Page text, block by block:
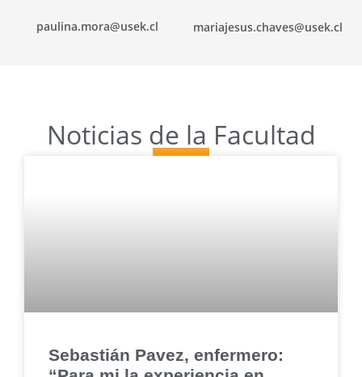
paulina.mora@usek.cl mariajesus.chaves@usek.cl
Noticias de la Facultad
Sebastián Pavez, enfermero: